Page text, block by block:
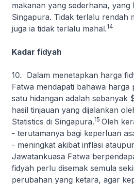
makanan yang sederhana, yang
Singapura. Tidak terlalu rendah
juga ia tidak terlalu mahal.14
Kadar fidyah
10. Dalam menetapkan harga
Fatwa mendapati bahawa harga
satu hidangan adalah sebanyak
hasil tinjauan yang dijalankan
Statistics di Singapura.15 Oleh
- terutamanya bagi keperluan
- meningkat akibat inflasi
Jawatankuasa Fatwa
fidyah perlu disemak semula
perubahan yang ketara, agar